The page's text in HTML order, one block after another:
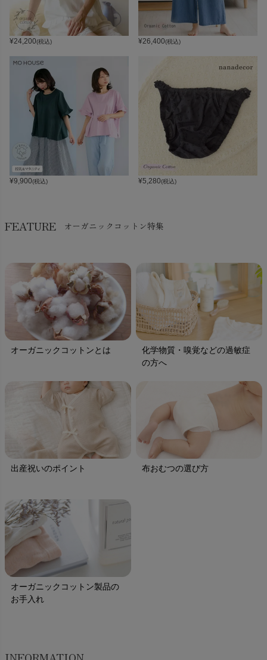
¥24,200(税込) ¥26,400(税込)
¥9,900(税込) ¥5,280(税込)
FEATURE オーガニックコットン特集
オーガニックコットンとは
化学物質・嗅覚などの過敏症
の方へ
出産祝いのポイント 布おむつの選び方
オーガニックコットン製品の
お手入れ
INFORMATION